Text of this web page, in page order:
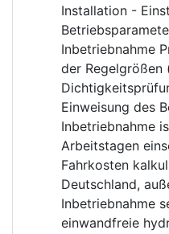
Installation -
Inbetriebnahme
der
Einweisung des
Inbetriebnahme
Arbeitstagen
Fahrkosten
Deutschland,
Inbetriebnahme
einwandfreie